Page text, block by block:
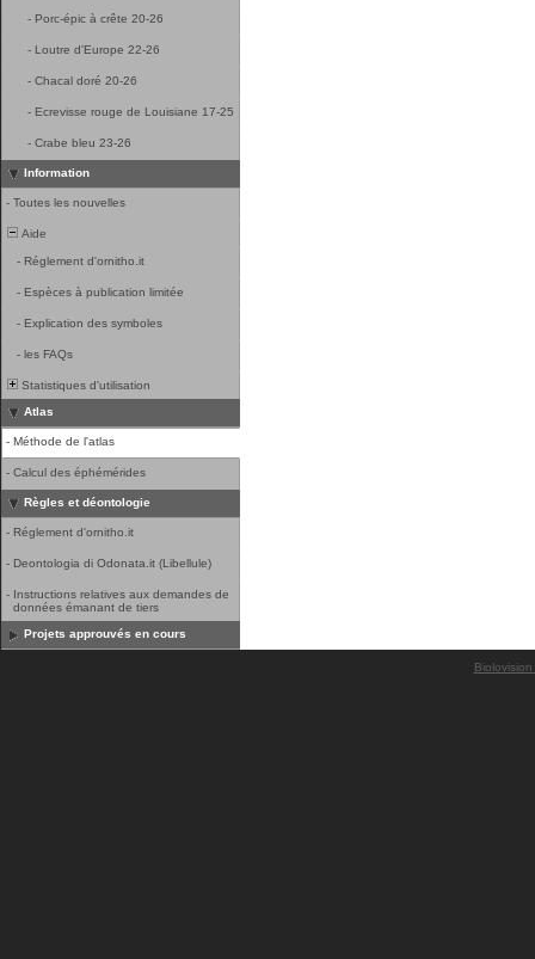
- Porc-épic à crête 20-26
- Loutre d'Europe 22-26
- Chacal doré 20-26
- Ecrevisse rouge de Louisiane 17-25
- Crabe bleu 23-26
Information
- Toutes les nouvelles
Aide
- Réglement d'ornitho.it
- Espèces à publication limitée
- Explication des symboles
- les FAQs
Statistiques d'utilisation
Atlas
- Méthode de l'atlas
- Calcul des éphémérides
Règles et déontologie
- Réglement d'ornitho.it
- Deontologia di Odonata.it (Libellule)
- Instructions relatives aux demandes de
données émanant de tiers
Projets approuvés en cours
Biolovision